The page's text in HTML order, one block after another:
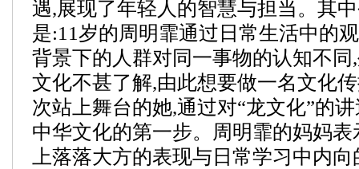
遇,展现了年轻人的智慧与担当。其
是:11岁的周明霏通过日常生活中的
背景下的人群对同一事物的认知不
文化不甚了解,由此想要做一名文化
次站上舞台的她,通过对“龙文化”的
中华文化的第一步。周明霏的妈妈
上落落大方的表现与日常学习中内